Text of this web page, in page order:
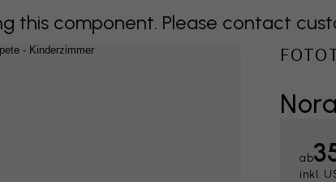
this component. Please contact
ab
inkl.